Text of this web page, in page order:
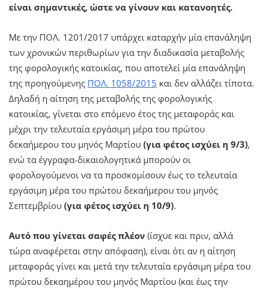
είναι σημαντικές, ώστε να γίνουν και κατανοητές.
Με την ΠΟΛ. 1201/2017 υπάρχει καταρχήν μία επανάληψη
των χρονικών περιθωρίων για την διαδικασία μεταβολής
της φορολογικής κατοικίας, που αποτελεί μία επανάληψη
της προηγούμενης ΠΟΛ. 1058/2015 και δεν αλλάζει τίποτα.
Δηλαδή η αίτηση της μεταβολής της φορολογικής
κατοικίας, γίνεται στο επόμενο έτος της μεταφοράς και
μέχρι την τελευταία εργάσιμη μέρα του πρώτου
δεκαήμερου του μηνός Μαρτίου (για φέτος ισχύει η 9/3),
ενώ τα έγγραφα-δικαιολογητικά μπορούν οι
φορολογούμενοι να τα προσκομίσουν έως το τελευταία
εργάσιμη μέρα του πρώτου δεκαήμερου του μηνός
Σεπτεμβρίου (για φέτος ισχύει η 10/9).
Αυτό που γίνεται σαφές πλέον (ίσχυε και πριν, αλλά
τώρα αναφέρεται στην απόφαση), είναι ότι αν η αίτηση
μεταφοράς γίνει και μετά την τελευταία εργάσιμη μέρα του
πρώτου δεκαημέρου του μηνός Μαρτίου (και έως την